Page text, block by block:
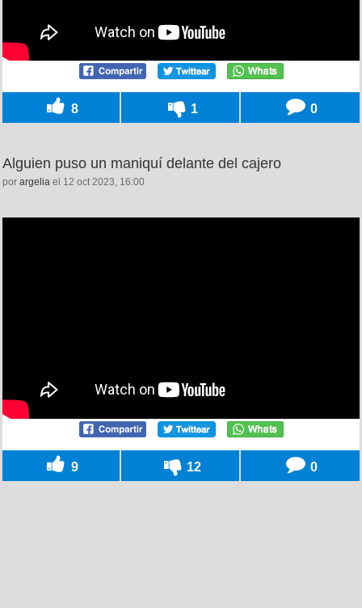
8 1 0
Alguien puso un maniquí delante del cajero
por argelia el 12 oct 2023, 16:00
9 12 0